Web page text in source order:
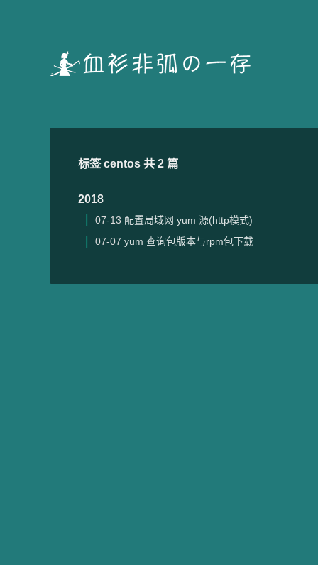
标签 centos 共 2 篇
2018
07-13 配置局域网 yum 源(http模式)
07-07 yum 查询包版本与rpm包下载